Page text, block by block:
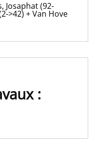
Josaphat (92-
>42) + Van Hove
: